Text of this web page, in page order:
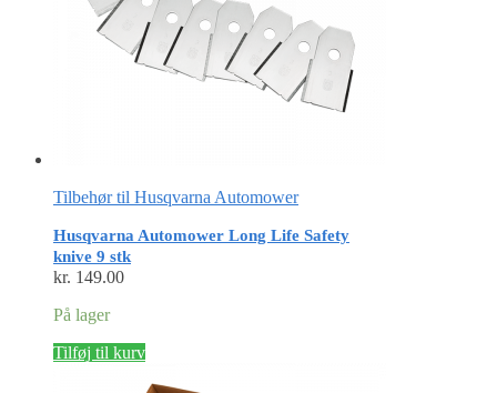
Tilbehør til Husqvarna Automower
Husqvarna Automower Long Life Safety
knive 9 stk
kr. 149.00
På lager
Tilføj til kurv